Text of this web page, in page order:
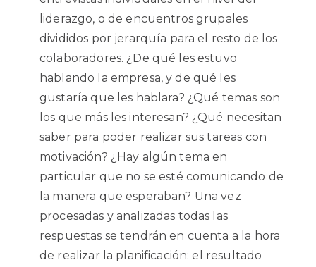
liderazgo, o de encuentros grupales
divididos por jerarquía para el resto de los
colaboradores. ¿De qué les estuvo
hablando la empresa, y de qué les
gustaría que les hablara? ¿Qué temas son
los que más les interesan? ¿Qué necesitan
saber para poder realizar sus tareas con
motivación? ¿Hay algún tema en
particular que no se esté comunicando de
la manera que esperaban? Una vez
procesadas y analizadas todas las
respuestas se tendrán en cuenta a la hora
de realizar la planificación: el resultado